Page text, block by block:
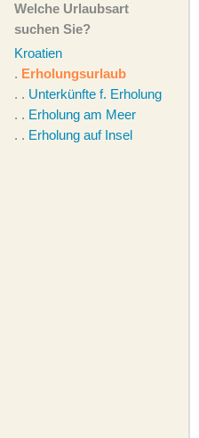
Welche Urlaubsart
suchen Sie?
Kroatien
. Erholungsurlaub
. . Unterkünfte f. Erholung
. . Erholung am Meer
. . Erholung auf Insel